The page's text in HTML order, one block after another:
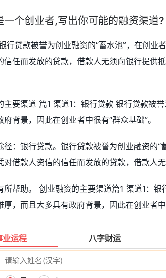
一个创业者,写出你可能的融资渠道?
行贷款被誉为创业融资的“蓄水池”，在创业
信任而发放的贷款，借款人无须向银行提供
主要渠道 篇1 渠道1：银行贷款 银行贷款被
府背景，因此在创业者中很有“群众基础”。
径：银行贷款。银行贷款被誉为创业融资的“
对借款人资信的信任而发放的贷款，借款人无
所帮助。 创业融资的主要渠道篇1 渠道1：
厚，而且大多具有政府背景，因此在创业者中
业运程 八字财运